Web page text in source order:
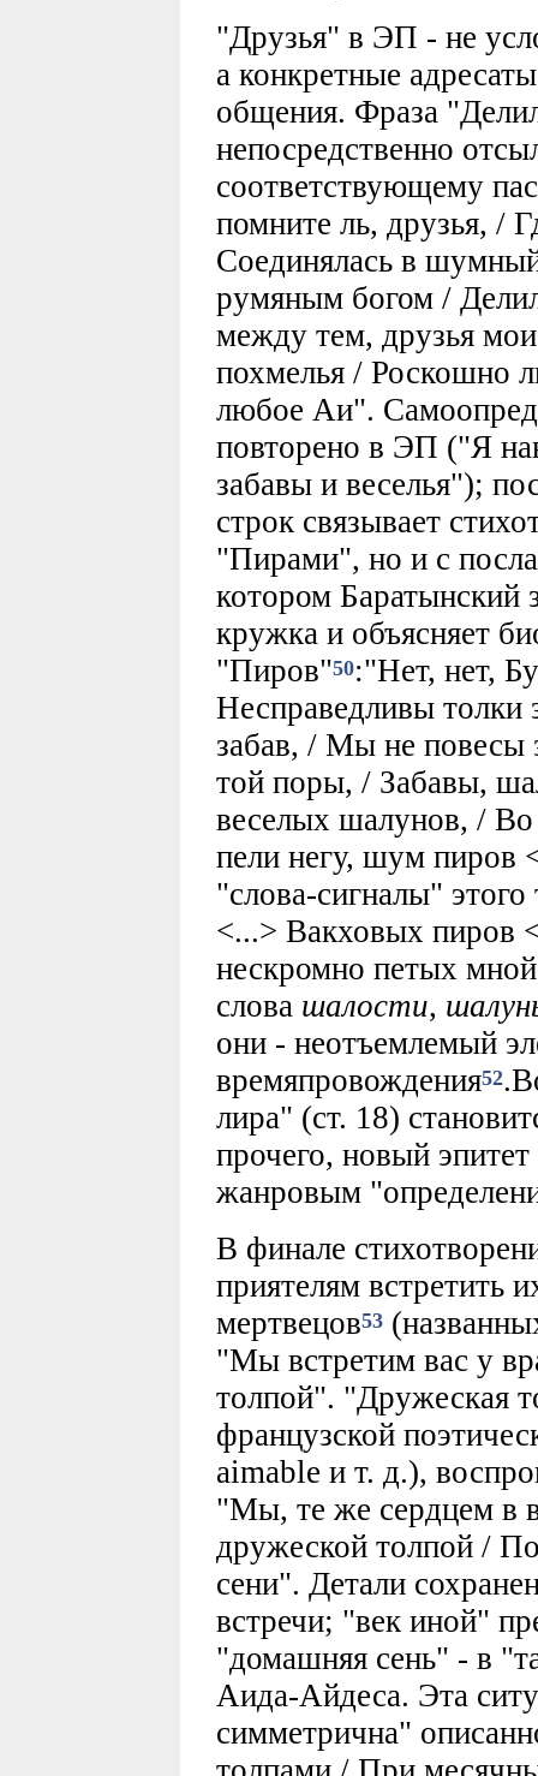
"Друзья" в ЭП - не
а конкретные
общения. Фраза
непосредственно
соответствующему
помните ль, друзья, /
Соединялась в
румяным богом /
между тем, друзья
похмелья / Роскошно
любое Аи".
повторено в ЭП ("Я
забавы и веселья");
строк cвязывaeт
"Пирами", но и с
котором
кружка и объясняет
"Пиров"50:"Нет, нет,
Несправедливы толки
забав, / Мы не повесы
той поры, / Забавы,
веселых шалунов, /
пели негу, шум пиров
"слова-сигналы"
<...> Вакховых пиров
нескромно петых
слова шалости,
они - неотъемлемый
времяпровождения52
лира" (ст. 18)
прочего, новый
жанровым
В финале
приятелям встретить
мертвецов53
"Мы встретим вас у
толпой". "Дружеская
французской
aimable и т. д.),
"Мы, те же сердцем в
дружеской толпой /
сени". Детали
встречи; "век иной"
"домашняя сень" - в
Аида-Айдеса. Эта
симметрична"